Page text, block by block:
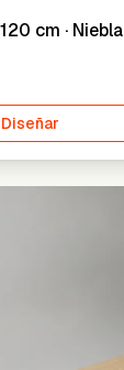
cm · Niebla
Diseñar